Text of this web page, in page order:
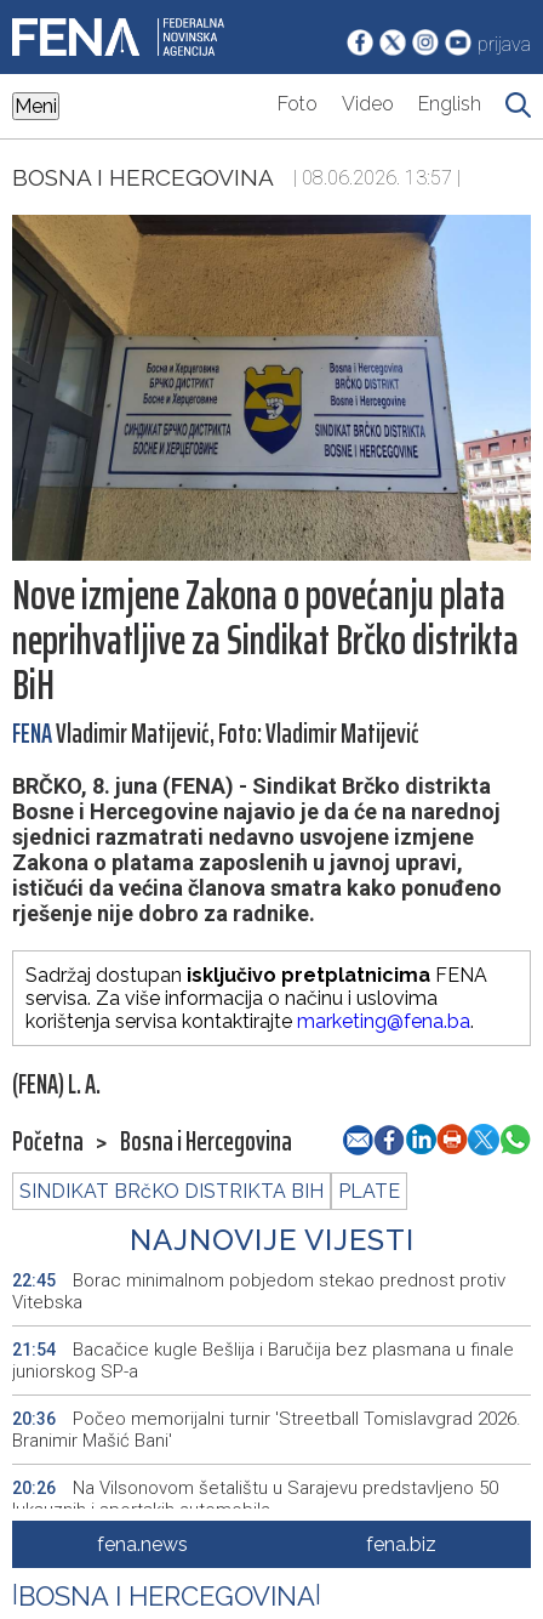
prijava
Meni Foto Video English
BOSNA I HERCEGOVINA | 08.06.2026. 13:57 |
Nove izmjene Zakona o povećanju plata
neprihvatljive za Sindikat Brčko distrikta
BiH
FENAVladimir Matijević, Foto: Vladimir Matijević
BRČKO, 8. juna (FENA) - Sindikat Brčko distrikta
Bosne i Hercegovine najavio je da će na narednoj
sjednici razmatrati nedavno usvojene izmjene
Zakona o platama zaposlenih u javnoj upravi,
ističući da većina članova smatra kako ponuđeno
rješenje nije dobro za radnike.
Sadržaj dostupan isključivo pretplatnicima FENA
servisa. Za više informacija o načinu i uslovima
korištenja servisa kontaktirajte marketing@fena.ba.
(FENA) L. A.
Početna > Bosna i Hercegovina
SINDIKAT BRčKO DISTRIKTA BIH PLATE
NAJNOVIJE VIJESTI
22:45
Borac minimalnom pobjedom stekao prednost protiv
Vitebska
21:54
Bacačice kugle Bešlija i Baručija bez plasmana u finale
juniorskog SP-a
20:36
Počeo memorijalni turnir 'Streetball Tomislavgrad 2026.
Branimir Mašić Bani'
20:26
Na Vilsonovom šetalištu u Sarajevu predstavljeno 50
luksuznih i sportskih automobila
Announcement of events for Friday, 7 August 2026
19:55
Drugi Festival bakri okupio mještane i posjetitelje kod
fena.news fena.biz
BOSNA I HERCEGOVINA